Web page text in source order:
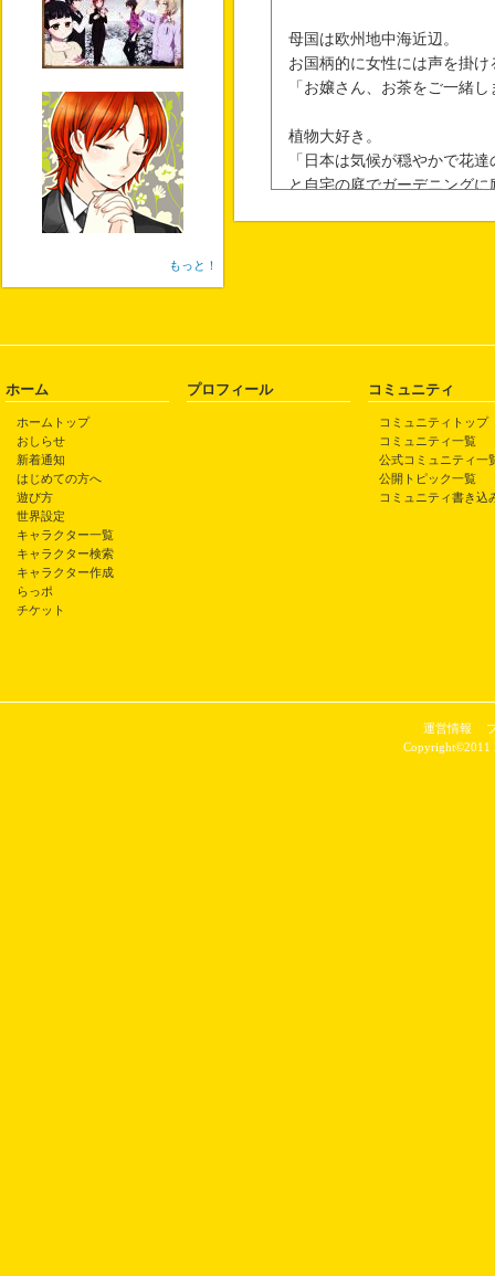
母国は欧州地中海近辺。
お国柄的に女性には声を掛け
「お嬢さん、お茶をご一緒
植物大好き。
「日本は気候が穏やかで花
と自宅の庭でガーデニングに
もっと！
ホーム
ホームトップ
おしらせ
新着通知
はじめての方へ
遊び方
世界設定
キャラクター一覧
キャラクター検索
キャラクター作成
らっポ
チケット
プロフィール コミュニティ
コミュニティトップ
コミュニティ一覧
公式コミュニティ一
公開トピック一覧
コミュニティ書き込
運営情報
Copyright©2011